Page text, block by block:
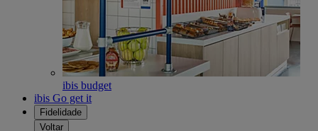
ibis budget
ibis Go get it
Fidelidade
Voltar